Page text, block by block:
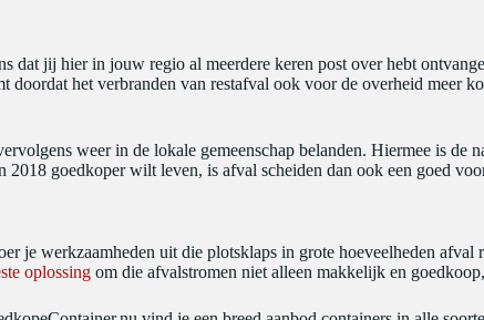
jij hier in jouw regio al meerdere keren post over hebt
het verbranden van restafval ook voor de overheid meer
weer in de lokale gemeenschap belanden. Hiermee is
goedkoper wilt leven, is afval scheiden dan ook een goed
je werkzaamheden uit die plotsklaps in grote hoeveelheden afval
oplossing om die afvalstromen niet alleen makkelijk en